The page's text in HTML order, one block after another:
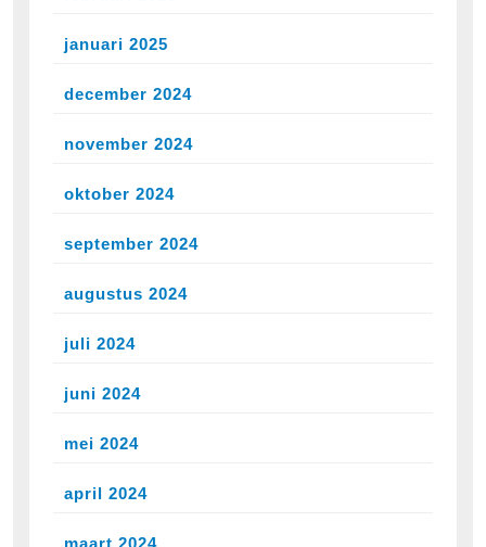
januari 2025
december 2024
november 2024
oktober 2024
september 2024
augustus 2024
juli 2024
juni 2024
mei 2024
april 2024
maart 2024